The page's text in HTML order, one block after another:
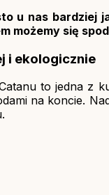
u nas bardziej
możemy się
i ekologicznie
to jedna z
na koncie.